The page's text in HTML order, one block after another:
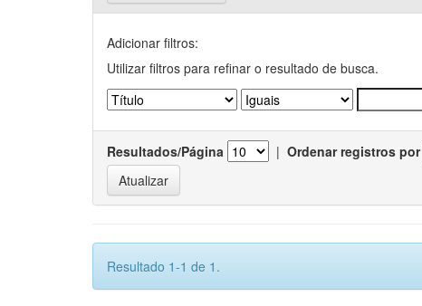
Adicionar filtros:
Utilizar filtros para refinar o resultado de busca.
Resultados/Página | Ordenar registros por
Resultado 1-1 de 1.